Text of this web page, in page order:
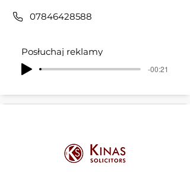
07846428588
Posłuchaj reklamy
-00:21